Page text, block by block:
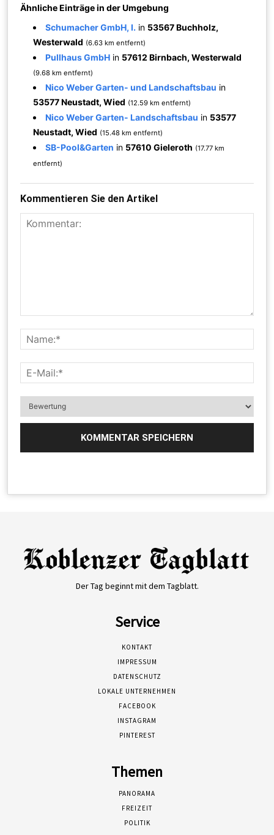
Ähnliche Einträge in der Umgebung
Schumacher GmbH, I. in 53567 Buchholz,
Westerwald (6.63 km entfernt)
Pullhaus GmbH in 57612 Birnbach, Westerwald
(9.68 km entfernt)
Nico Weber Garten- und Landschaftsbau in
53577 Neustadt, Wied (12.59 km entfernt)
Nico Weber Garten- Landschaftsbau in 53577
Neustadt, Wied (15.48 km entfernt)
SB-Pool&Garten in 57610 Gieleroth (17.77 km
entfernt)
Kommentieren Sie den Artikel
Der Tag beginnt mit dem Tagblatt.
Service
KONTAKT
IMPRESSUM
DATENSCHUTZ
LOKALE UNTERNEHMEN
FACEBOOK
INSTAGRAM
PINTEREST
Themen
PANORAMA
FREIZEIT
POLITIK